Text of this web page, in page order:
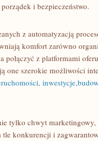
i bezpieczeństwo.
z automatyzacją
komfort zarówno
z platformami
one szerokie możliwości
tylko chwyt
konkurencji i